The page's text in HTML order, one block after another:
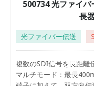
500734 光ファイ
長
光ファイバー伝送
複数のSDI信号を長距離
マルチモード：最長